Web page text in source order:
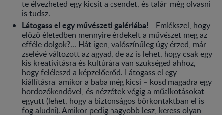
te élvezheted egy kicsit a csendet, és talán még olvasni
is tudsz.
Látogass el egy művészeti galériába! - Emlékszel, hogy
előző életedben mennyire érdekelt a művészet meg az
efféle dolgok?... Hát igen, valószínűleg úgy érzed, már
zselévé változott az agyad, de az is lehet, hogy csak egy
kis kreativitásra és kultúrára van szükséged ahhoz,
hogy feléleszd a képzelőerőd. Látogass el egy
kiállításra, amikor a baba még kicsi – kösd magadra egy
hordozókendővel, és nézzétek végig a műalkotásokat
együtt (lehet, hogy a biztonságos bőrkontaktban el is
fog aludni). Amikor pedig nagyobb lesz, keress olyan